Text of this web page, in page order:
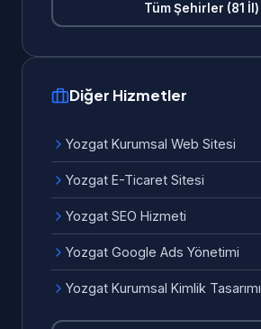
Tüm Şehirler (81 İl)
Diğer Hizmetler
Yozgat Kurumsal Web Sitesi
Yozgat E-Ticaret Sitesi
Yozgat SEO Hizmeti
Yozgat Google Ads Yönetimi
Yozgat Kurumsal Kimlik Tasarımı